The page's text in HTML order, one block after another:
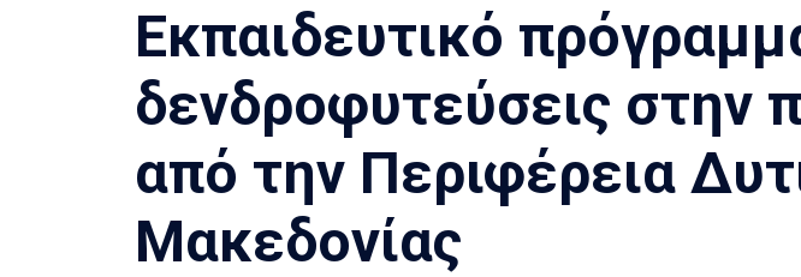
Εκπαιδευτικό
δενδροφυτεύσεις στην
από την Περιφέρεια
Μακεδονίας